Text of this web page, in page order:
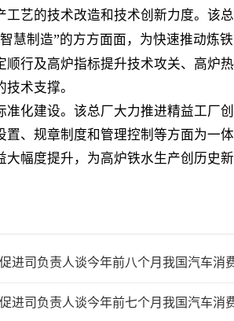
工艺的技术改造和技术创新力度。该
慧制造”的方方面面，为快速推动炼
顺行及高炉指标提升技术攻关、高炉
术支撑。
建设。该总厂大力推进精益工厂
置、规章制度和管理控制等方面为一
幅度提升，为高炉铁水生产创历史新
进司负责人谈今年前八个月我国汽车消
进司负责人谈今年前七个月我国汽车消